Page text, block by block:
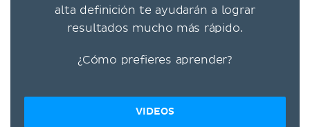
alta definición te ayudarán a lograr
resultados mucho más rápido.
¿Cómo prefieres aprender?
VIDEOS